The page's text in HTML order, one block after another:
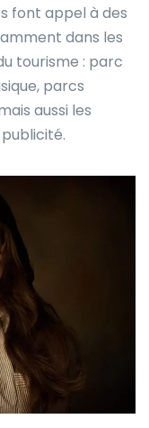
font appel à des
dans les
tourisme : parc
parcs
aussi les